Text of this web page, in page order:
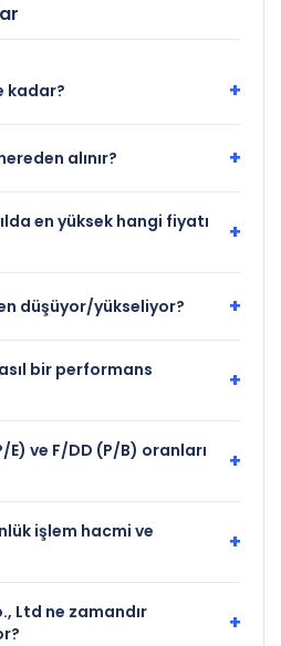
kadar? +
alınır? +
en yüksek hangi fiyatı
+
düşüyor/yükseliyor? +
bir performans
+
E) ve F/DD (P/B) oranları
+
işlem hacmi ve
+
Ltd ne zamandır
+